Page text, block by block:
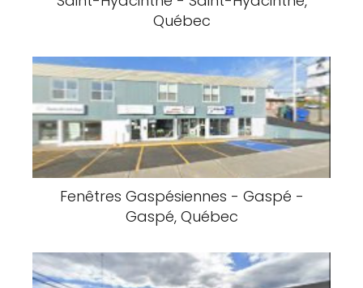
Québec
Fenêtres Gaspésiennes - Gaspé -
Gaspé, Québec